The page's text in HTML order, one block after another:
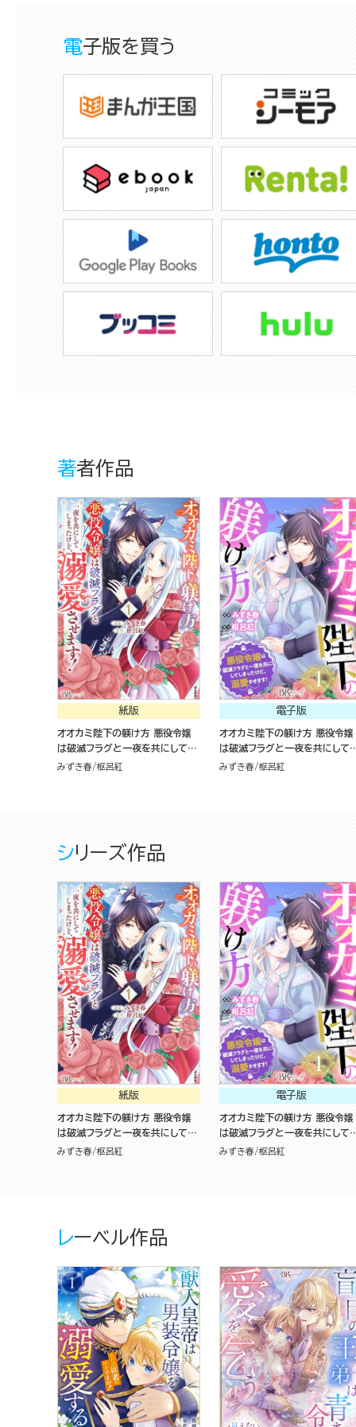
電子版を買う
著者作品
紙版
オオカミ陛下の躾け方 悪役令嬢
は破滅フラグと一夜を共にしてし
まったけど、溺愛させます！（1）
みずき春 枢呂紅
電子版
オオカミ陛下の躾け方 悪役令嬢
は破滅フラグと一夜を共にして
まったけど、溺愛させます！ コ
みずき春 枢呂紅
シリーズ作品
紙版
オオカミ陛下の躾け方 悪役令嬢
は破滅フラグと一夜を共にしてし
まったけど、溺愛させます！（1）
みずき春 枢呂紅
電子版
オオカミ陛下の躾け方 悪役令嬢
は破滅フラグと一夜を共にして
まったけど、溺愛させます！ コ
みずき春 枢呂紅
レーベル作品